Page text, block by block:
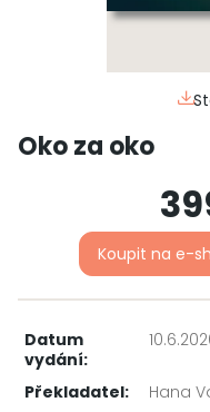
Oko za oko
Koupit na e-
Datum
vydání:
Překladatel:
Hana